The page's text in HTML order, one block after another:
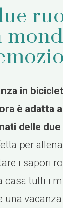
in
è adatta
delle
per
i sapori
casa tutti i
una